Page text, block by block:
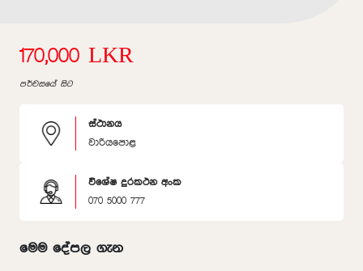
170,000 LKR
පර්චසයේ සිට
ස්ථානය
වාරියපොළ
විශේෂ දුරකථන අංක
070 5000 777
මෙම දේපල ගැන